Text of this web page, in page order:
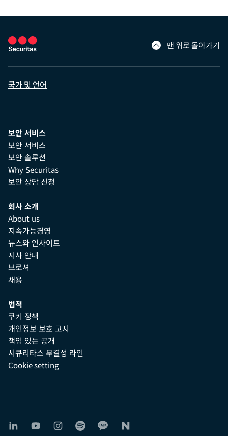
맨 위로 돌아가기
국가 및 언어
보안 서비스
보안 서비스
보안 솔루션
Why Securitas
보안 상담 신청
회사 소개
About us
지속가능경영
뉴스와 인사이트
지사 안내
브로셔
채용
법적
쿠키 정책
개인정보 보호 고지
책임 있는 공개
시큐리타스 무결성 라인
Cookie setting